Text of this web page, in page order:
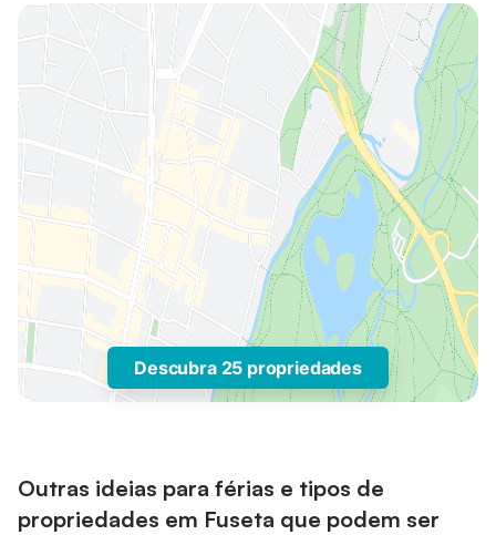
Descubra 25 propriedades
Outras ideias para férias e tipos de
propriedades em Fuseta que podem ser